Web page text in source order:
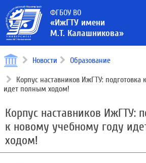
ФГБОУ ВО
«ИжГТУ имени
М.Т. Калашникова»
Новости Образование
Корпус наставников ИжГТУ:
идет полным ходом!
Корпус наставников ИжГТУ:
к новому учебному году
ходом!